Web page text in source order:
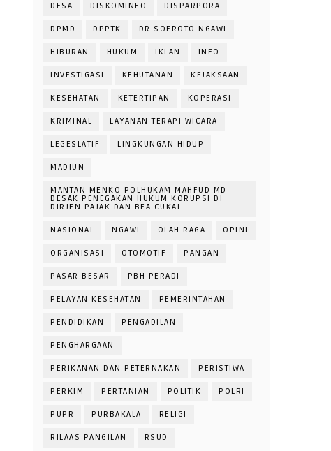
DESA DISKOMINFO DISPARPORA
DPMD DPPTK DR.SOEROTO NGAWI
HIBURAN HUKUM IKLAN INFO
INVESTIGASI KEHUTANAN KEJAKSAAN
KESEHATAN KETERTIPAN KOPERASI
KRIMINAL LAYANAN TERAPI WICARA
LEGESLATIF LINGKUNGAN HIDUP
MADIUN
MANTAN MENKO POLHUKAM MAHFUD MD
DESAK PENEGAKAN HUKUM KORUPSI DI
DIRJEN PAJAK DAN BEA CUKAI
NASIONAL NGAWI OLAH RAGA OPINI
ORGANISASI OTOMOTIF PANGAN
PASAR BESAR PBH PERADI
PELAYAN KESEHATAN PEMERINTAHAN
PENDIDIKAN PENGADILAN
PENGHARGAAN
PERIKANAN DAN PETERNAKAN PERISTIWA
PERKIM PERTANIAN POLITIK POLRI
PUPR PURBAKALA RELIGI
RILAAS PANGILAN RSUD